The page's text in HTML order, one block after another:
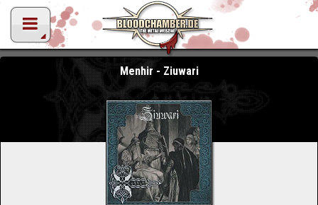
Menhir - Ziuwari